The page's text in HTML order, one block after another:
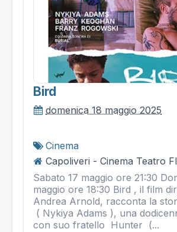
Bird
domenica 18 maggio 2025
Cinema
Capoliveri - Cinema Teatro
Sabato 17 maggio ore 21:30
maggio ore 18:30 Bird , il film
Andrea Arnold, racconta la
( Nykiya Adams ), una
con suo fratello Hunter (...